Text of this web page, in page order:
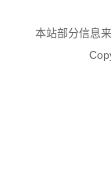
本站部分信息